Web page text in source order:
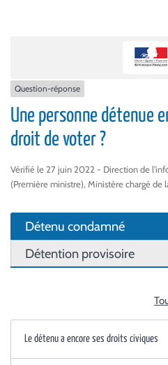
Question-réponse
Une personne détenue
droit de voter ?
Vérifié le 27 juin 2022 - Direction de
(Première ministre), Ministère chargé de
Détenu condamné
Détention provisoire
Le détenu a encore ses droits civiques